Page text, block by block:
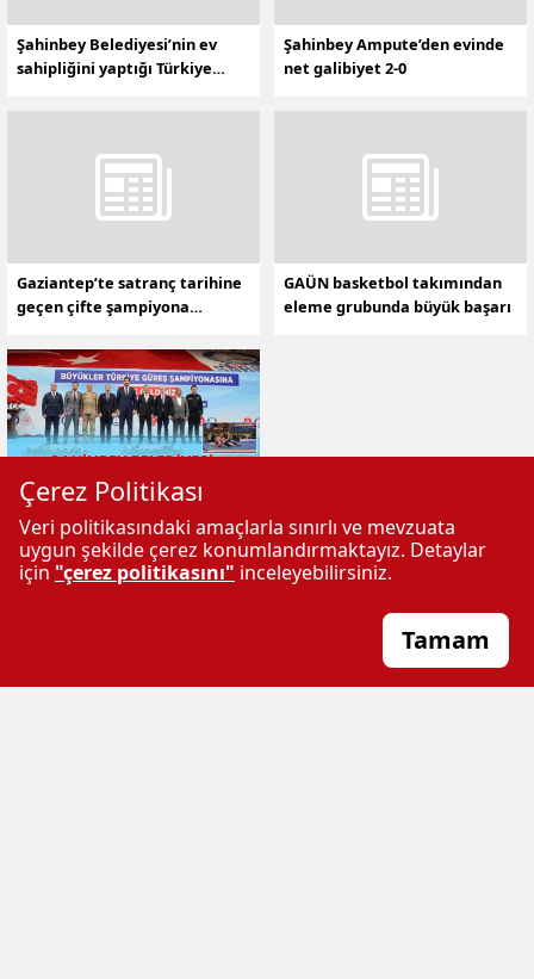
Şahinbey Belediyesi’nin ev
sahipliğini yaptığı Türkiye
Şahinbey Ampute’den evinde
net galibiyet 2-0
Gaziantep’te satranç tarihine
geçen çifte şampiyona
GAÜN basketbol takımından
eleme grubunda büyük başarı
Şahinbey Belediyesi ev
sahipliğinde Türkiye Güreş
Şampiyonası başladı
Çerez Politikası
Veri politikasındaki amaçlarla sınırlı ve mevzuata
uygun şekilde çerez konumlandırmaktayız. Detaylar
için "çerez politikasını" inceleyebilirsiniz.
Tamam